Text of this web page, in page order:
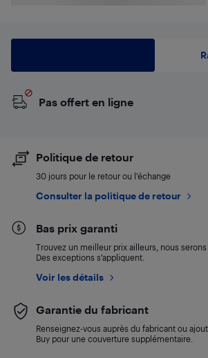
Pas offert en ligne
Politique de retour
30 jours pour le retour ou l’échange
Consulter la politique de retour
Bas prix garanti
Trouvez un meilleur prix ailleurs, nous serons
Des exceptions s’appliquent.
Voir les détails
Garantie du fabricant
Renseignez-vous auprès du fabricant ou
Buy pour une couverture supplémentaire.